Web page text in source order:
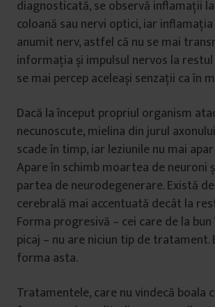
diagnosticată, se observă inflamații
coloană sau nervi optici, iar
anumit nerv, astfel că nu se mai
informația și impulsul nervos la
se mai percep aceleași senzații ca în
Dacă la început propriul organism
necunoscute, mielina din jurul
scade în timp, iar leziunile nu mai
Apare în schimb moartea de neuroni
partea de neurodegenerare. Există
cerebrală mai accentuată decât la
Forma progresivă – cei care de la
picaj – nu are niciun tip de tratament.
forma asta.
Tratamentele, care nu vindecă boala